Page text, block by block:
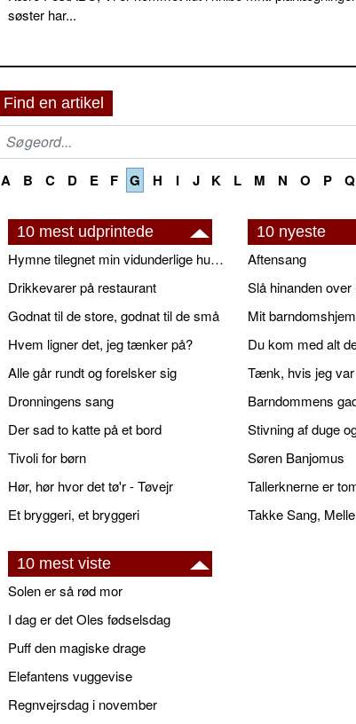
søster har...
Find en artikel
A B C D E F G H I J K L M N O P Q
10 mest udprintede
Hymne tilegnet min vidunderlige husbond
Drikkevarer på restaurant
Godnat til de store, godnat til de små
Hvem ligner det, jeg tænker på?
Alle går rundt og forelsker sig
Dronningens sang
Der sad to katte på et bord
Tivoli for børn
Hør, hør hvor det tø'r - Tøvejr
Et bryggeri, et bryggeri
10 nyeste
Aftensang
Slå hinanden
Mit barndomshjem
Du kom med alt
Tænk, hvis jeg var
Barndommens
Stivning af duge
Søren Banjomus
Tallerknerne er
Takke Sang,
10 mest viste
Solen er så rød mor
I dag er det Oles fødselsdag
Puff den magiske drage
Elefantens vuggevise
Regnvejrsdag i november